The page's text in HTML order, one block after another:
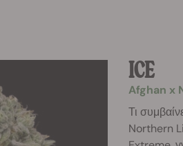
ICE
Afghan x
Τι
Northern